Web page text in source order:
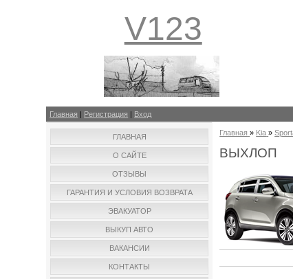
V123
Главная | Регистрация | Вход
ГЛАВНАЯ
О САЙТЕ
ОТЗЫВЫ
ГАРАНТИЯ И УСЛОВИЯ ВОЗВРАТА
ЭВАКУАТОР
ВЫКУП АВТО
ВАКАНСИИ
КОНТАКТЫ
Главная » Kia »
ВЫХЛОП